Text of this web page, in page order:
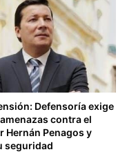
Defensoría exige
contra el
Hernán Penagos y
seguridad